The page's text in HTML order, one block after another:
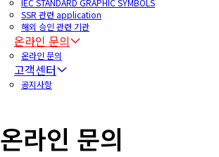
IEC STANDARD GRAPHIC SYMBOLS
SSR 관련 application
해외 승인 관련 기관
온라인 문의
온라인 문의
고객센터
공지사항
온라인 문의